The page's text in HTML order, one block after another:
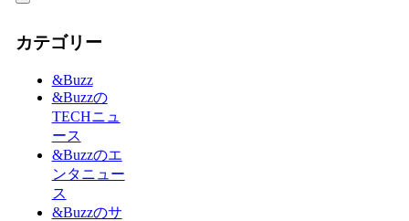
カテゴリー
&Buzz
&Buzzの
TECHニュ
ース
&Buzzのエ
ンタニュー
ス
&Buzzのサ